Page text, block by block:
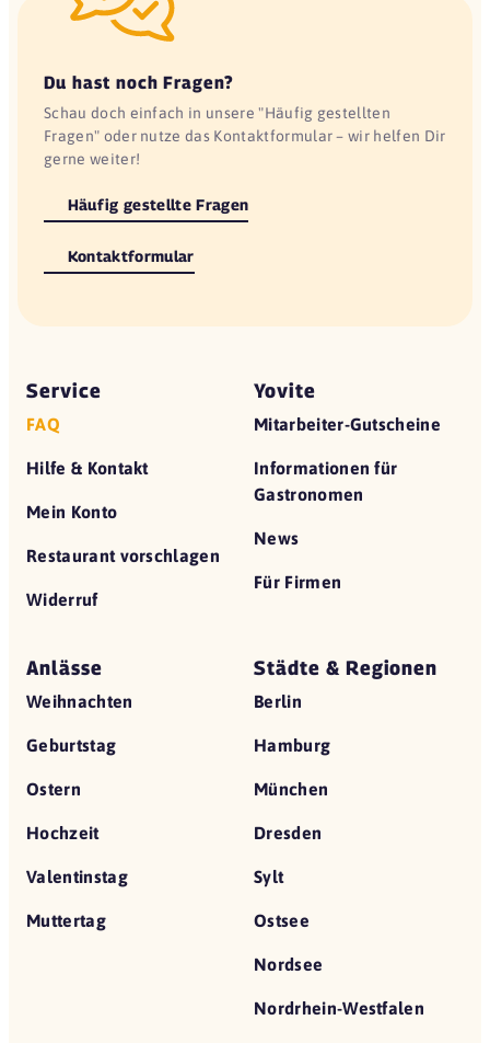
Du hast noch Fragen?
Schau doch einfach in unsere "Häufig gestellten
Fragen" oder nutze das Kontaktformular – wir helfen Dir
gerne weiter!
Häufig gestellte Fragen
Kontaktformular
Service
FAQ
Hilfe & Kontakt
Mein Konto
Restaurant vorschlagen
Widerruf
Yovite
Mitarbeiter-Gutscheine
Informationen für
Gastronomen
News
Für Firmen
Anlässe
Weihnachten
Geburtstag
Ostern
Hochzeit
Valentinstag
Muttertag
Städte & Regionen
Berlin
Hamburg
München
Dresden
Sylt
Ostsee
Nordsee
Nordrhein-Westfalen